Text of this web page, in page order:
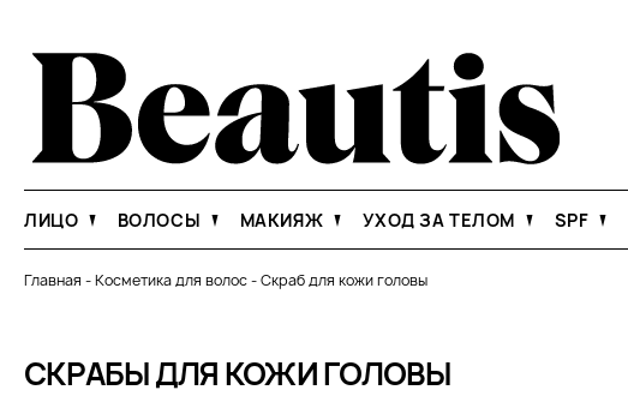
ЛИЦО ВОЛОСЫ МАКИЯЖ УХОД ЗА ТЕЛОМ SPF
Главная -Косметика для волос-Скраб для кожи головы
СКРАБЫ ДЛЯ КОЖИ ГОЛОВЫ